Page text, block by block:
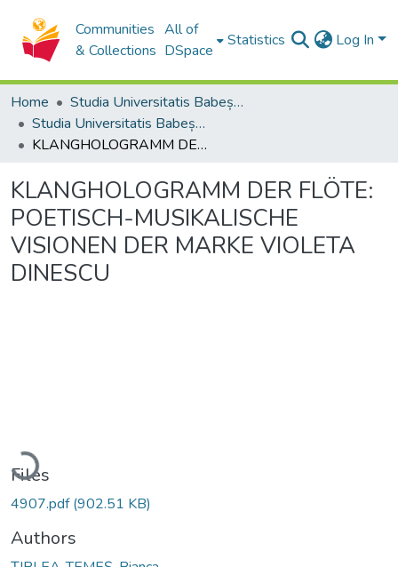
Communities
& Collections
All of
DSpace
Statistics Log In
Home
Studia Universitatis Babeș-Bolyai Collection
Studia Universitatis Babeș-Bolyai Musica
KLANGHOLOGRAMM DER FLÖTE: POETISCH-MUSIKALISCHE VISIONEN DER MARKE VIOLETA DINESCU
KLANGHOLOGRAMM DER FLÖTE:
POETISCH-MUSIKALISCHE
VISIONEN DER MARKE VIOLETA
DINESCU
Files
4907.pdf(902.51 KB)
Authors